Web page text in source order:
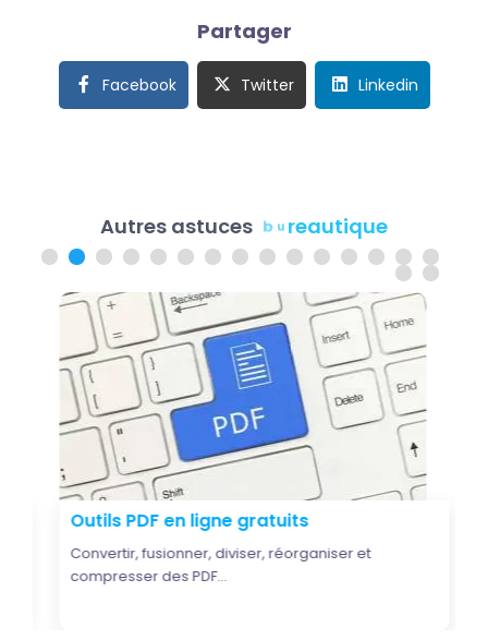
Partager
Facebook Twitter Linkedin
Autres astuces bureauti q
t ique
Outils PDF en ligne gratuits
Convertir, fusionner, diviser, réorganiser et
compresser des PDF...